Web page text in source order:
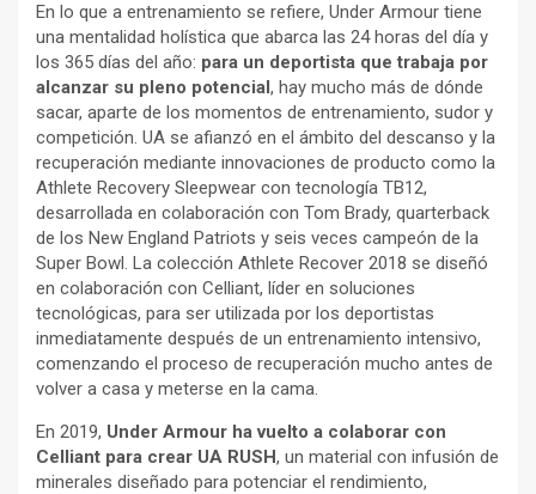
En lo que a entrenamiento se refiere, Under Armour tiene
una mentalidad holística que abarca las 24 horas del día y
los 365 días del año: para un deportista que trabaja por
alcanzar su pleno potencial, hay mucho más de dónde
sacar, aparte de los momentos de entrenamiento, sudor y
competición. UA se afianzó en el ámbito del descanso y la
recuperación mediante innovaciones de producto como la
Athlete Recovery Sleepwear con tecnología TB12,
desarrollada en colaboración con Tom Brady, quarterback
de los New England Patriots y seis veces campeón de la
Super Bowl. La colección Athlete Recover 2018 se diseñó
en colaboración con Celliant, líder en soluciones
tecnológicas, para ser utilizada por los deportistas
inmediatamente después de un entrenamiento intensivo,
comenzando el proceso de recuperación mucho antes de
volver a casa y meterse en la cama.
En 2019, Under Armour ha vuelto a colaborar con
Celliant para crear UA RUSH, un material con infusión de
minerales diseñado para potenciar el rendimiento,